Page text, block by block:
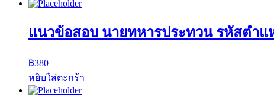
แนวข้อสอบ นายทหารประทวน รหัสตำ
฿380
หยิบใส่ตะกร้า